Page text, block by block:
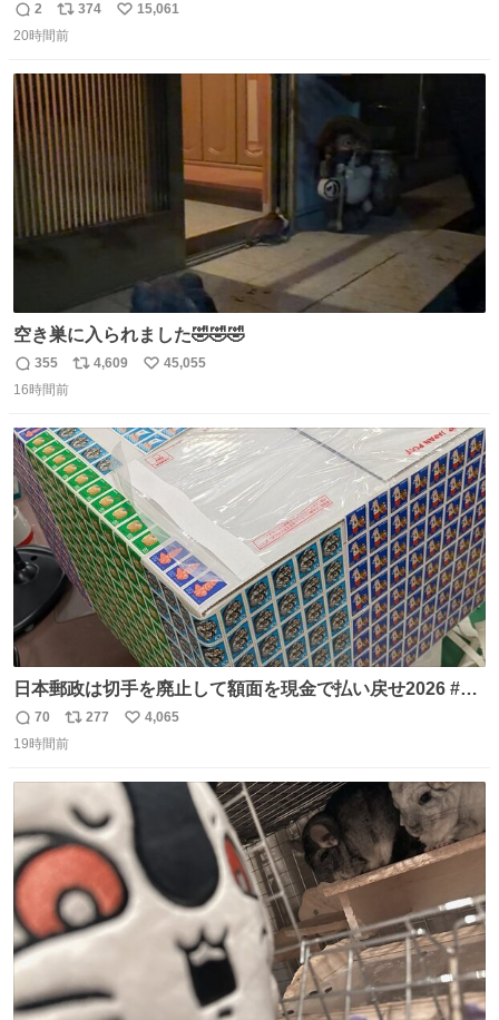
返
信
2
リ
ポ
ト
数
374
い
数
15,061
20時間前
空き巣に入られました🤣🤣🤣
返
信
355
リ
ト
数
4,609
い
数
45,055
16時間前
日本郵政は切手を廃止して額面を現金で払い戻せ2026 #日
本郵政 @JapanPostHD_PR
返
信
70
リ
ポ
ト
数
277
い
数
4,065
19時間前